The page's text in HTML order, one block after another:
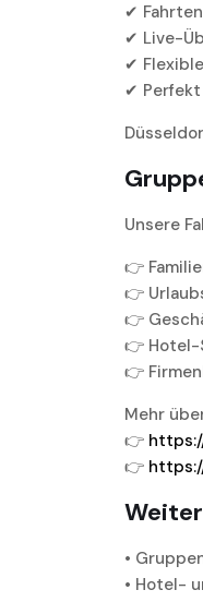
✔
✔ Live-
✔
✔ Perfekt
Unsere
👉
👉
👉
👉 Hotel-
👉
Mehr
👉
👉
•
• Hotel-